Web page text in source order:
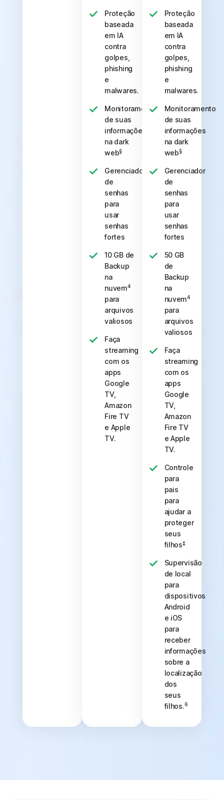
Proteção
baseada
em IA
contra
golpes,
phishing
e
malwares.
Monitoramento
de suas
informações
na dark
web§
Gerenciador
de
senhas
para
usar
senhas
fortes
10 GB de
Backup
na
nuvem4
para
arquivos
valiosos
Faça
streaming
com os
apps
Google
TV,
Amazon
Fire TV
e Apple
TV.
Proteção
baseada
em IA
contra
golpes,
phishing
e
malwares.
Monitoramento
de suas
informações
na dark
web§
Gerenciador
de
senhas
para
usar
senhas
fortes
50 GB
de
Backup
na
nuvem4
para
arquivos
valiosos
Faça
streaming
com os
apps
Google
TV,
Amazon
Fire TV
e Apple
TV.
Controle
para
pais
para
ajudar a
proteger
seus
filhos‡
Supervisão
de local
para
dispositivos
Android
e iOS
para
receber
informações
sobre a
localização
dos
seus
filhos.6